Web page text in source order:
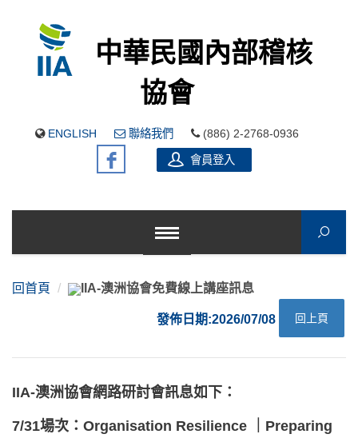
中華民國內部稽核
協會
ENGLISH 聯絡我們 (886) 2-2768-0936
會員登入
回首頁 IIA-澳洲協會免費線上講座訊息
發佈日期:2026/07/08 回上頁
IIA-澳洲協會網路研討會訊息如下：
7/31場次：Organisation Resilience ｜Preparing